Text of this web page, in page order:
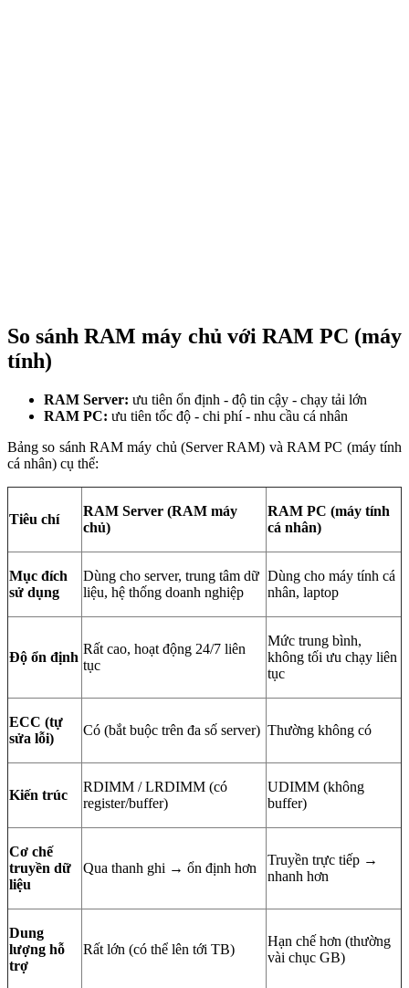
So sánh RAM máy chủ với RAM PC (máy
tính)
RAM Server: ưu tiên ổn định - độ tin cậy - chạy tải lớn
RAM PC: ưu tiên tốc độ - chi phí - nhu cầu cá nhân
Bảng so sánh RAM máy chủ (Server RAM) và RAM PC (máy tính
cá nhân) cụ thể:
Tiêu chí
RAM Server (RAM máy
chủ)
RAM PC (máy tính
cá nhân)
Mục đích
sử dụng
Dùng cho server, trung tâm dữ
liệu, hệ thống doanh nghiệp
Dùng cho máy tính cá
nhân, laptop
Độ ổn định
Rất cao, hoạt động 24/7 liên
tục
Mức trung bình,
không tối ưu chạy liên
tục
ECC (tự
sửa lỗi)
Có (bắt buộc trên đa số server) Thường không có
Kiến trúc
RDIMM / LRDIMM (có
register/buffer)
UDIMM (không
buffer)
Cơ chế
truyền dữ
liệu
Qua thanh ghi → ổn định hơn
Truyền trực tiếp →
nhanh hơn
Dung
lượng hỗ
trợ
Rất lớn (có thể lên tới TB)
Hạn chế hơn (thường
vài chục GB)